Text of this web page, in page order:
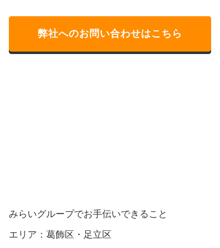
弊社へのお問い合わせはこちら
みらいグループでお手伝いできること
エリア：葛飾区・足立区